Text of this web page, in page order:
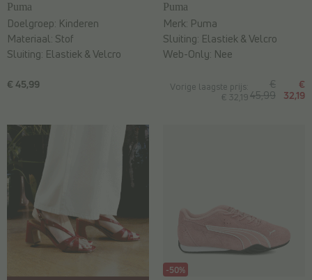
Puma
€ 45,99
Doelgroep: Kinderen
Materiaal: Stof
Sluiting: Elastiek & Velcro
Puma
Vorige laagste prijs:
€ 32,19
€
45,99
€
32,19
Merk: Puma
Sluiting: Elastiek & Velcro
Web-Only: Nee
-50%